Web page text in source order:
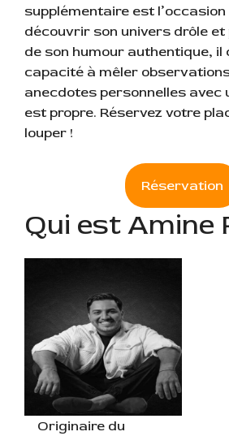
supplémentaire est
découvrir son univers drôle
de son humour authentique, il
capacité à mêler
anecdotes personnelles avec
est propre. Réservez votre
louper !
Réservation
Qui est Amine
Originaire du